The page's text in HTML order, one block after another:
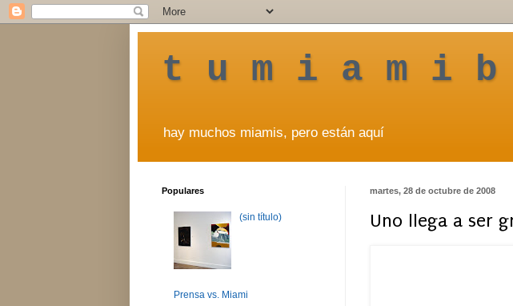
t u m i a m i
hay muchos miamis, pero están aquí
martes, 28 de octubre de 2008
Uno llega a ser
Populares
(sin título)
Prensa vs. Miami